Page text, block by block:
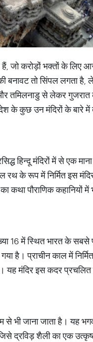
जो करोड़ों भक्तों के लिए
बनावट तो सिंपल लगता
तमिलनाडु से लेकर
के कुछ उन मंदिरों के बारे में
हिन्दू मंदिरों में से एक
रथ के रूप में निर्मित इस
पौराणिक कहानियों में
16 में स्थित भारत के सबसे
है। प्राचीन काल में
मंदिर इस कदर प्रचलित
से भी जाना जाता है। यह
द्रविड़ शैली का एक